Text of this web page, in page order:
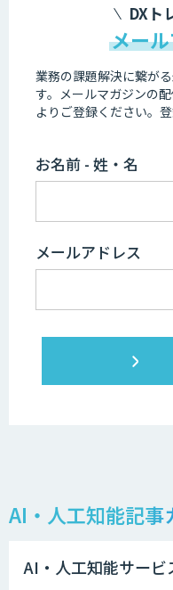
DXト
メー
業務の課題解決に繋が
す。 メールマガジンの
よりご登録ください。登
お名前 - 姓・名
メールアドレス
AI・人工知能記事
AI・人工知能サービ